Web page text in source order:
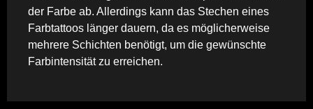
der Farbe ab. Allerdings kann das Stechen eines
Farbtattoos länger dauern, da es möglicherweise
mehrere Schichten benötigt, um die gewünschte
Farbintensität zu erreichen.